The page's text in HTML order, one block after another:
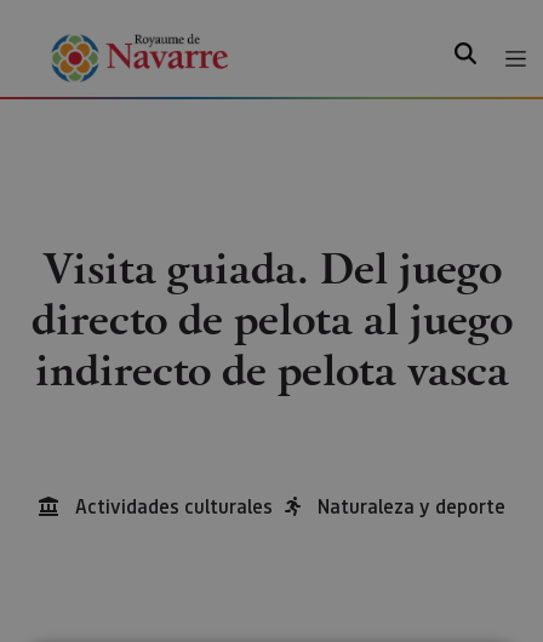
Visita guiada. Del juego
directo de pelota al juego
indirecto de pelota vasca
Actividades culturales Naturaleza y deporte